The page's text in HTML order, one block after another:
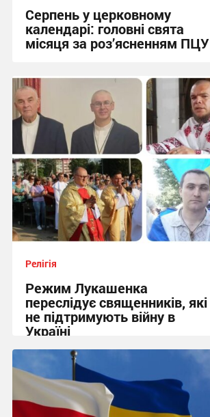
Серпень у церковному
календарі: головні свята
місяця за роз’ясненням ПЦУ
15:09, 3.08.2026
Релігія
Режим Лукашенка
переслідує священників, які
не підтримують війну в
Україні
13:53, 29.07.2026